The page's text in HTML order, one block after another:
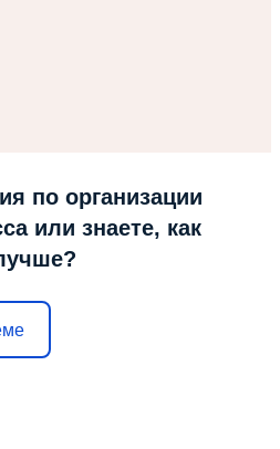
по организации
или знаете, как